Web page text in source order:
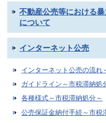
不動産公売等における
について
インターネット公売
インターネット公売の流れ
ガイドライン～市税滞納処
各種様式～市税滞納処分～
公売保証金納付手続～市税